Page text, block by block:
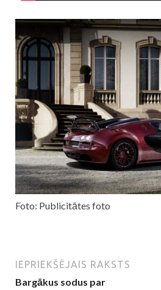
Foto: Publicitātes foto
IEPRIEKŠĒJAIS RAKSTS
Bargākus sodus par